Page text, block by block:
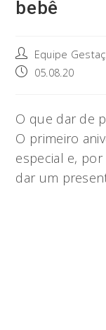
bebê
Post
author:
Equipe
Post05.08.20
O que dar de
O primeiro
especial e,
dar um